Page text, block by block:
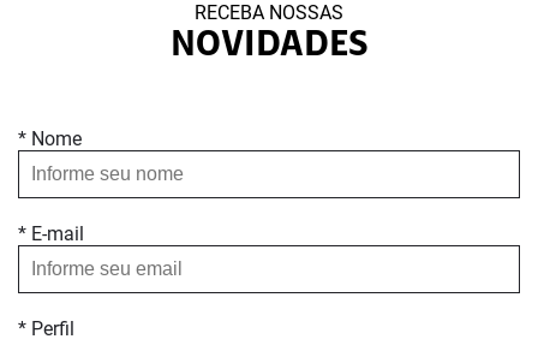
RECEBA NOSSAS
NOVIDADES
* Nome
* E-mail
* Perfil